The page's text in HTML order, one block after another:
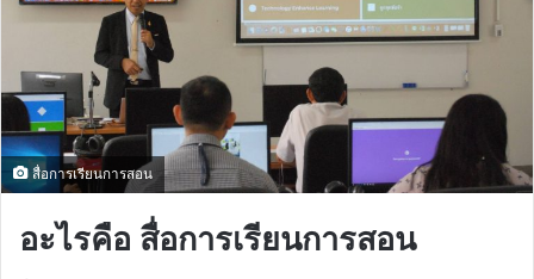
สื่อการเรียนการสอน
อะไรคือ สื่อการเรียนการสอน